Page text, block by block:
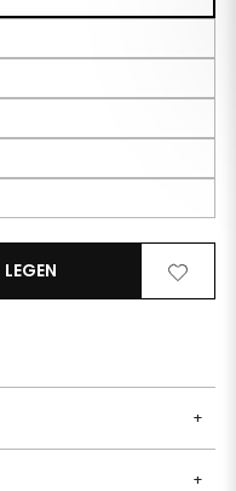
Zur
Von
der
+
+